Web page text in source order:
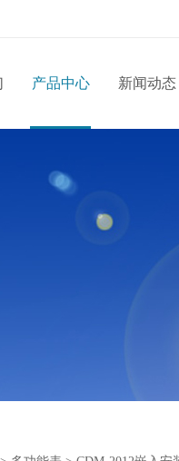
产品中心 新闻动态